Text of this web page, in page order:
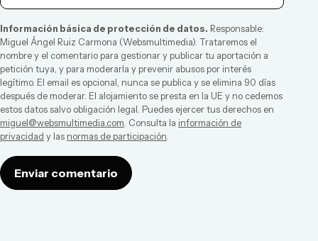
Información básica de protección de datos. Responsable:
Miguel Ángel Ruiz Carmona (Websmultimedia). Trataremos el
nombre y el comentario para gestionar y publicar tu aportación a
petición tuya, y para moderarla y prevenir abusos por interés
legítimo. El email es opcional, nunca se publica y se elimina 90 días
después de moderar. El alojamiento se presta en la UE y no cedemos
estos datos salvo obligación legal. Puedes ejercer tus derechos en
miguel@websmultimedia.com. Consulta la información de
privacidad y las normas de participación.
Enviar comentario